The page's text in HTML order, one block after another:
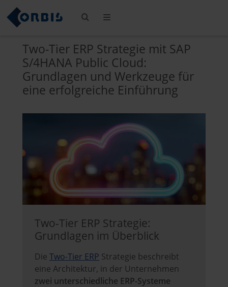
Two-Tier ERP Strategie mit SAP
S/4HANA Public Cloud:
Grundlagen und Werkzeuge für
eine erfolgreiche Einführung
Two-Tier ERP Strategie:
Grundlagen im Überblick
Die Two-Tier ERP Strategie beschreibt
eine Architektur, in der Unternehmen
zwei unterschiedliche ERP-Systeme